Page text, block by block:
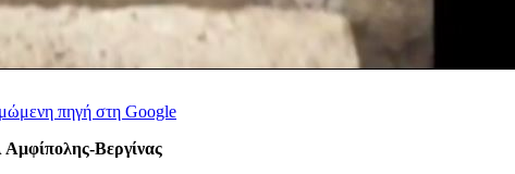
πηγή στη Google
Βεργίνας